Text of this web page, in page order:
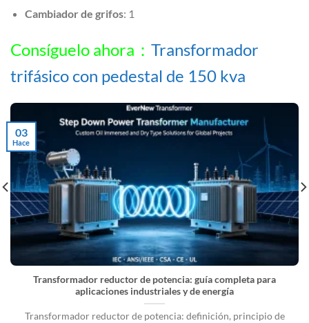
Cambiador de grifos: 1
Consíguelo ahora： Transformador
trifásico con pedestal de 150 kva
Transformador reductor de potencia: guía completa para
aplicaciones industriales y de energía
Transformador reductor de potencia: definición, principio de
03
Hace